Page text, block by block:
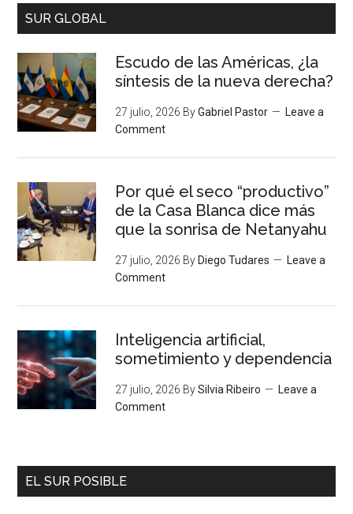
SUR GLOBAL
Escudo de las Américas, ¿la
síntesis de la nueva derecha?
27 julio, 2026 ByGabriel Pastor
Leave a
Comment
Por qué el seco “productivo”
de la Casa Blanca dice más
que la sonrisa de Netanyahu
27 julio, 2026 By Diego Tudares
Leave a
Comment
Inteligencia artificial,
sometimiento y dependencia
27 julio, 2026 BySilvia Ribeiro
Leave a
Comment
EL SUR POSIBLE